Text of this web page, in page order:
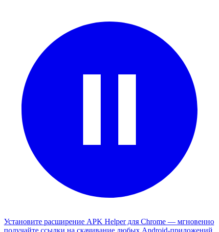
Установите расширение APK Helper для Chrome — мгновенно
получайте ссылки на скачивание любых Android-приложений